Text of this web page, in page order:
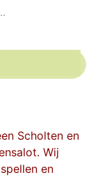
Scholten en
Wij
en